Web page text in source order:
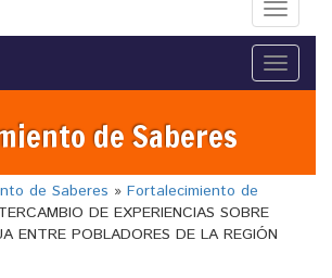
Toggle
Toggle
de Saberes
de Saberes » Fortalecimiento de
DE EXPERIENCIAS SOBRE
ENTRE POBLADORES DE LA REGIÓN